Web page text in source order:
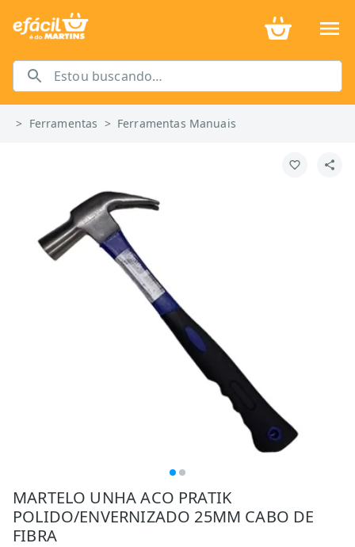
> Ferramentas > Ferramentas Manuais
MARTELO UNHA ACO PRATIK
POLIDO/ENVERNIZADO 25MM CABO DE
FIBRA